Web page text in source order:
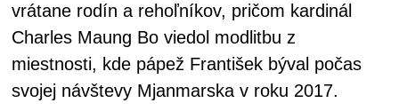
vrátane rodín a rehoľníkov, pričom kardinál
Charles Maung Bo viedol modlitbu z
miestnosti, kde pápež František býval počas
svojej návštevy Mjanmarska v roku 2017.